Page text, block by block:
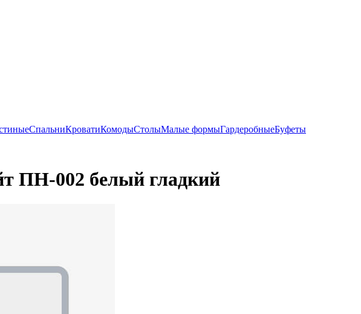
СпальниКроватиКомодыСтолыМалые формыГардеробныеБуфеты
ПН-002 белый гладкий